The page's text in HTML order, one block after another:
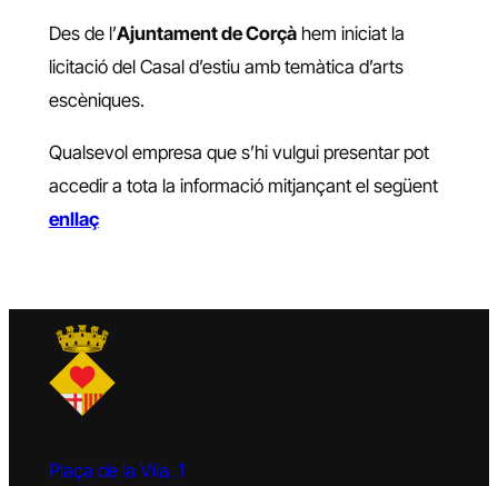
Des de l’Ajuntament de Corçàhem iniciat la
licitació del Casal d’estiu amb temàtica d’arts
escèniques.
Qualsevol empresa que s’hi vulgui presentar pot
accedir a tota la informació mitjançant el següent
enllaç
Plaça de la Vila, 1